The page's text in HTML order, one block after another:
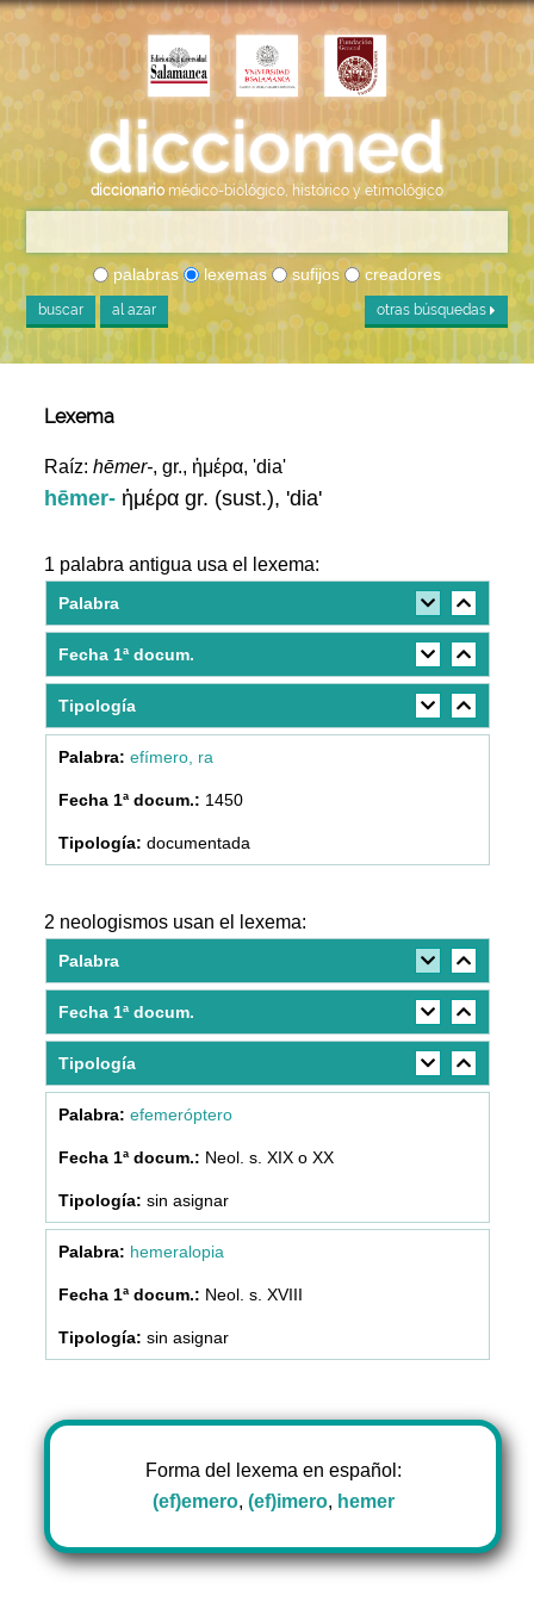
diccionario médico-biológico, histórico y etimológico
palabras lexemas sufijos creadores
buscar al azar otras búsquedas
Lexema
Raíz:hēmer-, gr., ἡμέρα, 'dia'
hēmer- ἡμέρα gr. (sust.), 'dia'
1 palabra antigua usa el lexema:
Palabra
Fecha 1ª docum.
Tipología
efímero, ra
1450
documentada
2 neologismos usan el lexema:
Palabra
Fecha 1ª docum.
Tipología
efemeróptero
Neol. s. XIX o XX
sin asignar
hemeralopia
Neol. s. XVIII
sin asignar
Forma del lexema en español:
(ef)emero, (ef)imero, hemer